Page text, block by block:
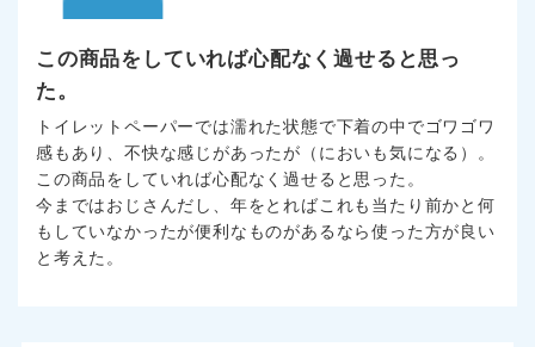
この商品をしていれば心配なく過せると思っ
た。
トイレットペーパーでは濡れた状態で下着の中でゴワゴワ
感もあり、不快な感じがあったが（においも気になる）。
この商品をしていれば心配なく過せると思った。
今まではおじさんだし、年をとればこれも当たり前かと何
もしていなかったが便利なものがあるなら使った方が良い
と考えた。